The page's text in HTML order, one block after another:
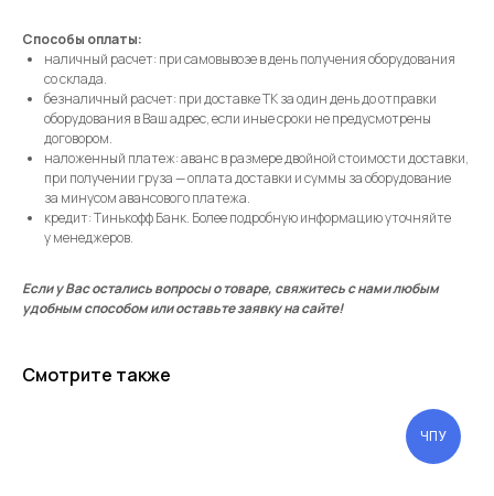
Способы оплаты:
наличный расчет: при самовывозе в день получения оборудования
со склада.
безналичный расчет: при доставке ТК за один день до отправки
оборудования в Ваш адрес, если иные сроки не предусмотрены
договором.
наложенный платеж: аванс в размере двойной стоимости доставки,
при получении груза — оплата доставки и суммы за оборудование
за минусом авансового платежа.
кредит: Тинькофф Банк. Более подробную информацию уточняйте
у менеджеров.
Если у Вас остались вопросы о товаре, свяжитесь с нами любым
удобным способом или оставьте заявку на сайте!
Смотрите также
ЧПУ